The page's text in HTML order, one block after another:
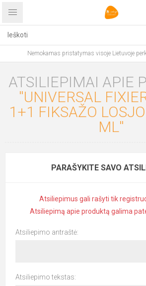
Nemokamas pristatymas visoje Lietuvoje
ATSILIEPIMAI APIE
UNIVERSAL
1+1 FIKSAŽO
ML
PARAŠYKITE SAVO
Atsiliepimus gali rašyti tik
Atsiliepimą apie produktą galima
Atsiliepimo antraštė:
Atsiliepimo tekstas: